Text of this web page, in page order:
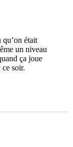
qu’on était
un niveau
ça joue
soir.